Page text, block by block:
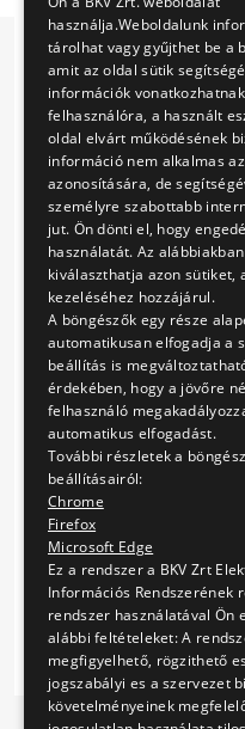
MIN.
EMELŐ
DB
BAK
Eljárás száma
Ajánlattételi
határidő
LETÖLTHETŐ
Ajánlati
Szállítási
használja.Weboldalunk
tárolhat vagy gyűjthet be a
amit az oldal sütik
információk
felhasználóra, a használt
oldal elvárt működésének
információ nem alkalmas
azonosítására, de
személyre szabottabb
jut. Ön dönti el, hogy
használatát. Az
kiválaszthatja azon sütiket,
kezeléséhez hozzájárul.
A böngészők egy része
automatikusan elfogadja a
beállítás is
érdekében, hogy a jövőre
felhasználó
automatikus elfogadást.
További részletek a
beállításairól:
Chrome
Firefox
Microsoft Edge
Ez a rendszer a BKV Zrt
Információs Rendszerének
rendszer használatával Ön
alábbi feltételeket: A
megfigyelhető, rögzithető
jogszabályi es a szervezet
követelményeinek